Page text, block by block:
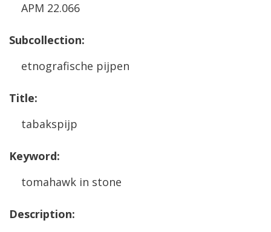
APM 22.066
Subcollection:
etnografische pijpen
Title:
tabakspijp
Keyword:
tomahawk in stone
Description: